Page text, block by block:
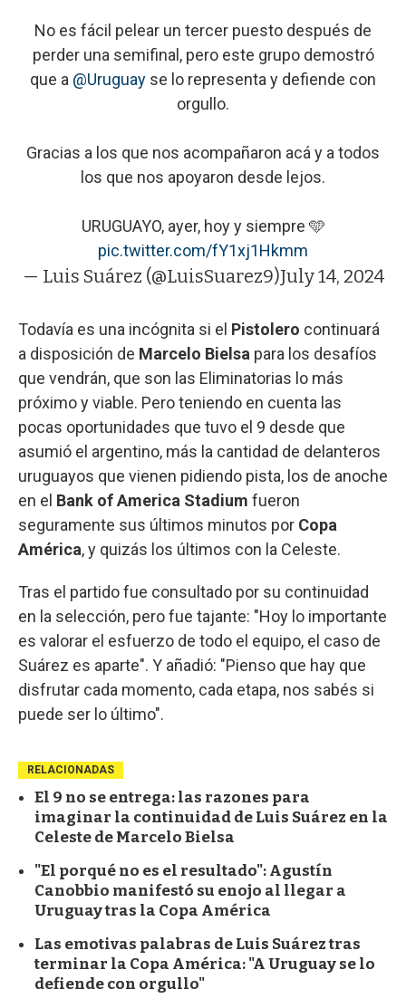
No es fácil pelear un tercer puesto después de
perder una semifinal, pero este grupo demostró
que a @Uruguay se lo representa y defiende con
orgullo.
Gracias a los que nos acompañaron acá y a todos
los que nos apoyaron desde lejos.
URUGUAYO, ayer, hoy y siempre 🩵
pic.twitter.com/fY1xj1Hkmm
— Luis Suárez (@LuisSuarez9)July 14, 2024
Todavía es una incógnita si el Pistolero continuará
a disposición de Marcelo Bielsa para los desafíos
que vendrán, que son las Eliminatorias lo más
próximo y viable. Pero teniendo en cuenta las
pocas oportunidades que tuvo el 9 desde que
asumió el argentino, más la cantidad de delanteros
uruguayos que vienen pidiendo pista, los de anoche
en el Bank of America Stadium fueron
seguramente sus últimos minutos por Copa
América, y quizás los últimos con la Celeste.
Tras el partido fue consultado por su continuidad
en la selección, pero fue tajante: "Hoy lo importante
es valorar el esfuerzo de todo el equipo, el caso de
Suárez es aparte". Y añadió: "Pienso que hay que
disfrutar cada momento, cada etapa, nos sabés si
puede ser lo último".
RELACIONADAS
El 9 no se entrega: las razones para
imaginar la continuidad de Luis Suárez en la
Celeste de Marcelo Bielsa
"El porqué no es el resultado": Agustín
Canobbio manifestó su enojo al llegar a
Uruguay tras la Copa América
Las emotivas palabras de Luis Suárez tras
terminar la Copa América: "A Uruguay se lo
defiende con orgullo"